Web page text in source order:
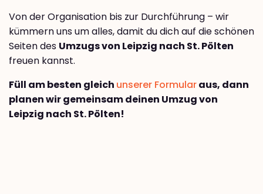
Von der Organisation bis zur Durchführung – wir
kümmern uns um alles, damit du dich auf die schönen
Seiten des Umzugs von Leipzig nach St. Pölten
freuen kannst.
Füll am besten gleich unserer Formularaus, dann
planen wir gemeinsam deinen Umzug von
Leipzig nach St. Pölten!